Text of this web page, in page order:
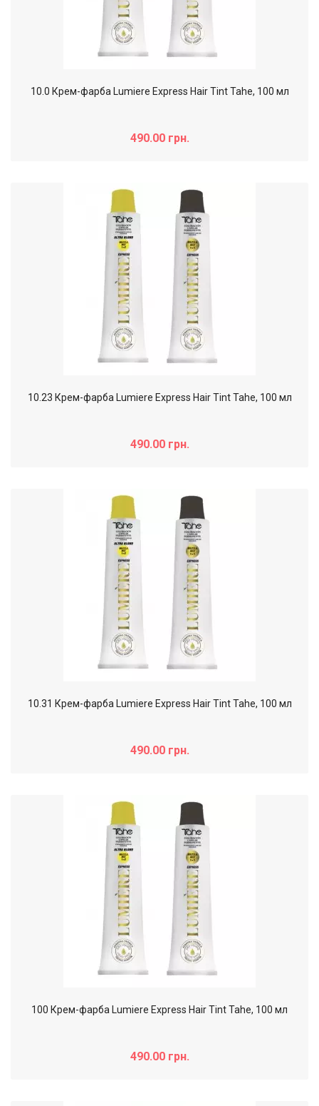
10.0 Крем-фарба Lumiere Express Hair Tint Tahe, 100 мл
490.00 грн.
10.23 Крем-фарба Lumiere Express Hair Tint Tahe, 100 мл
490.00 грн.
10.31 Крем-фарба Lumiere Express Hair Tint Tahe, 100 мл
490.00 грн.
100 Крем-фарба Lumiere Express Hair Tint Tahe, 100 мл
490.00 грн.